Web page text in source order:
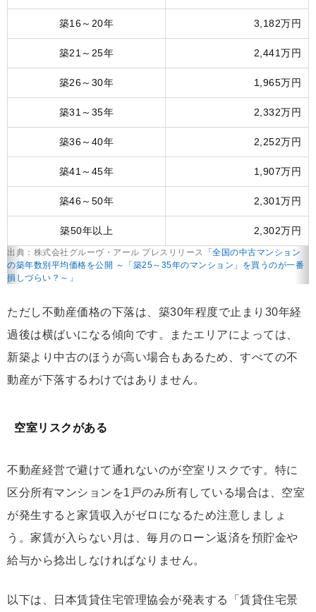
築16～20年 3,182万円
築21～25年 2,441万円
築26～30年 1,965万円
築31～35年 2,332万円
築36～40年 2,252万円
築41～45年 1,907万円
築46～50年 2,301万円
築50年以上 2,302万円
出典：株式会社グルーヴ・アール プレスリリース
「全国の中古マンション
の築年数別平均価格を公開 ～「築25～35年のマンション」を買うのが一番
損しづらい？～」
ただし不動産価格の下落は、築30年程度で止まり30年経
過後は横ばいになる傾向です。またエリアによっては、
新築より中古のほうが高い場合もあるため、すべての不
動産が下落するわけではありません。
空室リスクがある
不動産経営で避けて通れないのが空室リスクです。特に
区分所有マンションを1戸のみ所有している場合は、空室
が発生すると家賃収入がゼロになるため注意しましょ
う。家賃が入らない月は、毎月のローン返済を預貯金や
給与から捻出しなければなりません。
以下は、日本賃貸住宅管理協会が発表する「賃貸住宅景